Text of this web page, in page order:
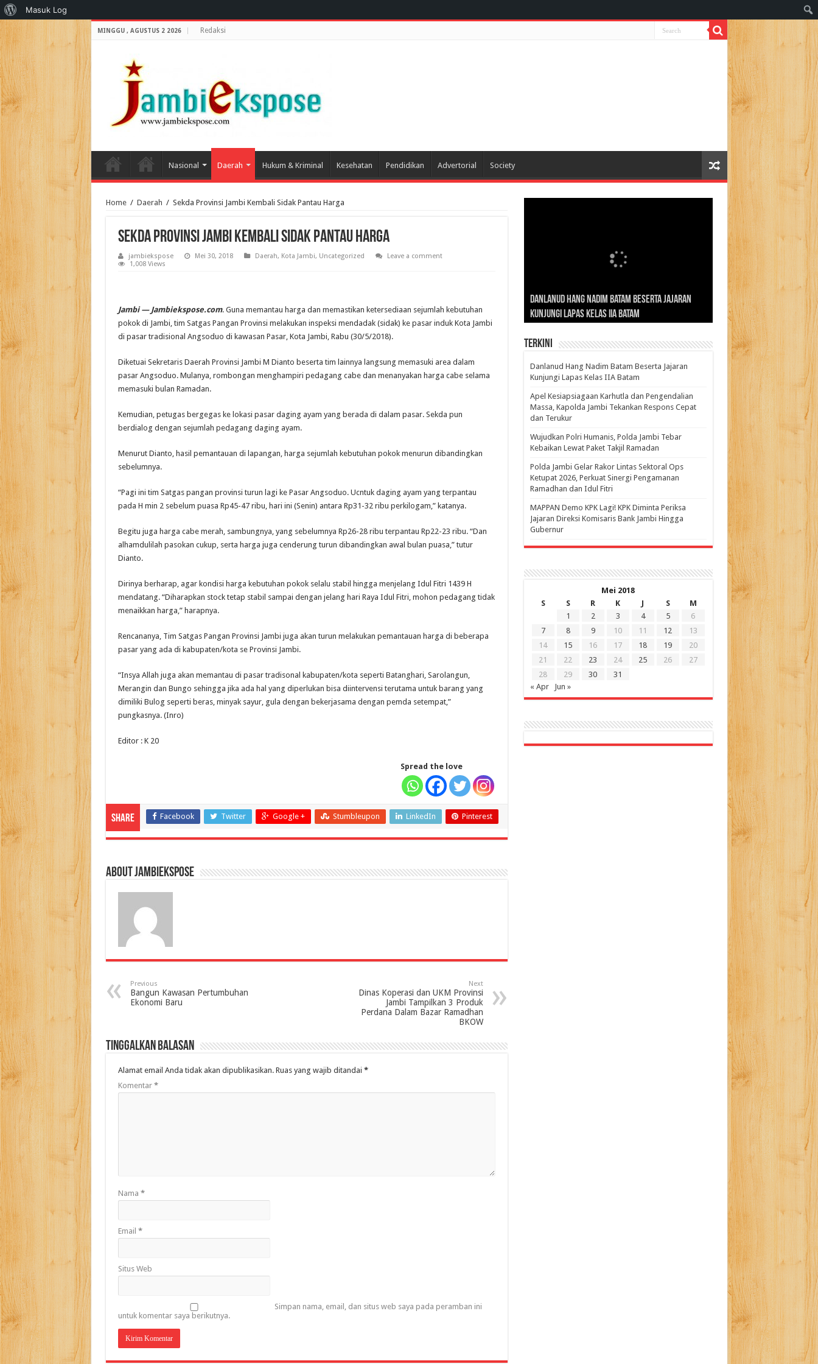
MINGGU , AGUSTUS 2 2026 Redaksi
Nasional Daerah Hukum & Kriminal Kesehatan Pendidikan Advertorial Society
Home / Daerah / Sekda Provinsi Jambi Kembali Sidak Pantau Harga
Sekda Provinsi Jambi Kembali Sidak Pantau Harga
jambiekspose Mei 30, 2018 Daerah, Kota Jambi, Uncategorized
Leave a comment
1,008 Views
Jambi — Jambiekspose.com. Guna memantau harga dan memastikan ketersediaan sejumlah kebutuhan
pokok di Jambi, tim Satgas Pangan Provinsi melakukan inspeksi mendadak (sidak) ke pasar induk Kota Jambi
di pasar tradisional Angsoduo di kawasan Pasar, Kota Jambi, Rabu (30/5/2018).
Diketuai Sekretaris Daerah Provinsi Jambi M Dianto beserta tim lainnya langsung memasuki area dalam
pasar Angsoduo. Mulanya, rombongan menghampiri pedagang cabe dan menanyakan harga cabe selama
memasuki bulan Ramadan.
Kemudian, petugas bergegas ke lokasi pasar daging ayam yang berada di dalam pasar. Sekda pun
berdialog dengan sejumlah pedagang daging ayam.
Menurut Dianto, hasil pemantauan di lapangan, harga sejumlah kebutuhan pokok menurun dibandingkan
sebelumnya.
“Pagi ini tim Satgas pangan provinsi turun lagi ke Pasar Angsoduo. Ucntuk daging ayam yang terpantau
pada H min 2 sebelum puasa Rp45-47 ribu, hari ini (Senin) antara Rp31-32 ribu perkilogam,” katanya.
Begitu juga harga cabe merah, sambungnya, yang sebelumnya Rp26-28 ribu terpantau Rp22-23 ribu. “Dan
alhamdulilah pasokan cukup, serta harga juga cenderung turun dibandingkan awal bulan puasa,” tutur
Dianto.
Dirinya berharap, agar kondisi harga kebutuhan pokok selalu stabil hingga menjelang Idul Fitri 1439 H
mendatang. “Diharapkan stock tetap stabil sampai dengan jelang hari Raya Idul Fitri, mohon pedagang tidak
menaikkan harga,” harapnya.
Rencananya, Tim Satgas Pangan Provinsi Jambi juga akan turun melakukan pemantauan harga di beberapa
pasar yang ada di kabupaten/kota se Provinsi Jambi.
“Insya Allah juga akan memantau di pasar tradisonal kabupaten/kota seperti Batanghari, Sarolangun,
Merangin dan Bungo sehingga jika ada hal yang diperlukan bisa diintervensi terutama untuk barang yang
dimiliki Bulog seperti beras, minyak sayur, gula dengan bekerjasama dengan pemda setempat,”
pungkasnya. (Inro)
Editor : K 20
Spread the love
Share Facebook Twitter Google + Stumbleupon LinkedIn Pinterest
About jambiekspose
Previous
Bangun Kawasan Pertumbuhan
Ekonomi Baru
Next
Dinas Koperasi dan UKM Provinsi
Jambi Tampilkan 3 Produk
Perdana Dalam Bazar Ramadhan
BKOW
Tinggalkan Balasan
Alamat email Anda tidak akan dipublikasikan. Ruas yang wajib ditandai *
Komentar *
Nama *
Email *
Situs Web
Simpan nama, email, dan situs web saya pada peramban ini
untuk komentar saya berikutnya.
Danlanud Hang Nadim Batam Beserta Jajaran
Kunjungi Lapas Kelas IIA Batam
Silaturahmi dan Reses Komite I DPD RI di Polda
Jambi Bahas Sinergitas Penanganan Narkotika
Edukasi Pembentukan Karakter Generasi
Penerus
Cepat Beroperasi Agar Bisa Layani Masyarakat
Penuhi Kebutuhannya
Nusantara: Ratu Wangsa, Wanita Berkelas
dengan Pengaruh Internasional
Terkini
Danlanud Hang Nadim Batam Beserta Jajaran
Kunjungi Lapas Kelas IIA Batam
Apel Kesiapsiagaan Karhutla dan Pengendalian
Massa, Kapolda Jambi Tekankan Respons Cepat
dan Terukur
Wujudkan Polri Humanis, Polda Jambi Tebar
Kebaikan Lewat Paket Takjil Ramadan
Polda Jambi Gelar Rakor Lintas Sektoral Ops
Ketupat 2026, Perkuat Sinergi Pengamanan
Ramadhan dan Idul Fitri
‎MAPPAN Demo KPK Lagi! KPK Diminta Periksa
Jajaran Direksi Komisaris Bank Jambi Hingga
Gubernur ‎
Mei 2018
S
S R K J S
M
1
2 3 4 5
6
7
8 9 10 11 12
13
14
15 16 17 18 19
20
21
22 23 24 25 26
27
28
29 30
31
« Apr
Jun »
Tentang
WordPress
Masuk Log